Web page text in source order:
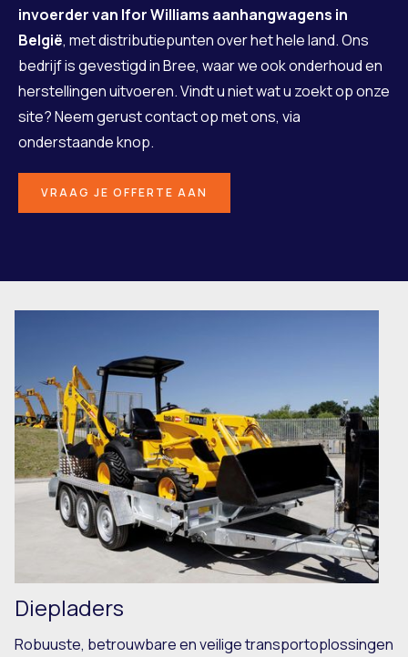
invoerder van Ifor Williams aanhangwagens in
België, met distributiepunten over het hele land. Ons
bedrijf is gevestigd in Bree, waar we ook onderhoud en
herstellingen uitvoeren. Vindt u niet wat u zoekt op onze
site? Neem gerust contact op met ons, via
onderstaande knop.
VRAAG JE OFFERTE AAN
Diepladers
Robuuste, betrouwbare en veilige transportoplossingen